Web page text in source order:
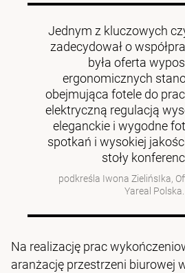
Jednym z kluczowych
zadecydował o
była oferta
ergonomicznych
obejmująca fotele do
elektryczną regulacją
eleganckie i wygodne
spotkań i wysokiej
stoły
podkreśla Iwona ZielińsIka,
Yareal Polska.
Na realizację prac
aranżację przestrzeni biurowej